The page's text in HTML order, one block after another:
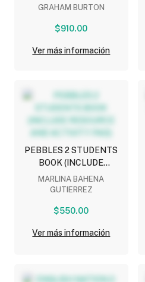
SPLIT A STUDENT BOOK
(INCLUDE RICHMOND
GRAHAM BURTON
$910.00
Ver más información
PEBBLES 2 STUDENTS
BOOK (INCLUDE
RESOURCE AND
ACTIVITY PAD)
MARLINA BAHENA
GUTIERREZ
$550.00
Ver más información